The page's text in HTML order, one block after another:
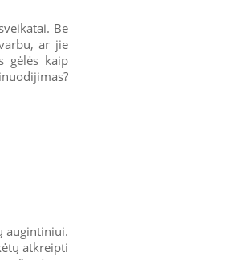
Be
ar jie
gėlės kaip
augintiniui.
atkreipti